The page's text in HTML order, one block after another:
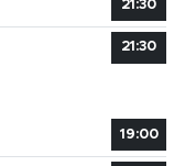
21:30
21:30
19:00